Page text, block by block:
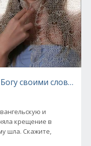
своими словами?
крещение в
шла. Скажите,